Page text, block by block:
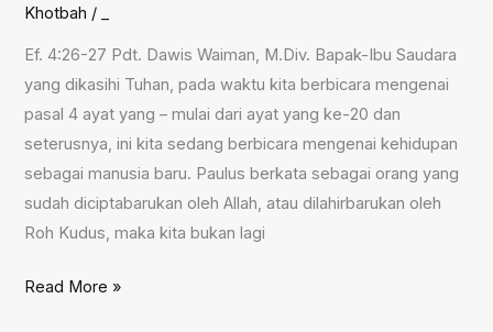
Khotbah /
Ef. 4:26-27 Pdt. Dawis Waiman, M.Div. Bapak-Ibu Saudara
yang dikasihi Tuhan, pada waktu kita berbicara mengenai
pasal 4 ayat yang – mulai dari ayat yang ke-20 dan
seterusnya, ini kita sedang berbicara mengenai kehidupan
sebagai manusia baru. Paulus berkata sebagai orang yang
sudah diciptabarukan oleh Allah, atau dilahirbarukan oleh
Roh Kudus, maka kita bukan lagi
Kemarahan,
Read More »